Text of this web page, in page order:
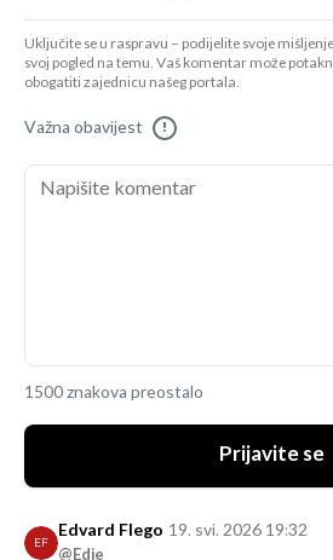
Uključite se u raspravu – podijelite svoje
svoj pogled na temu. Vaš komentar može
obogatiti zajednicu našeg portala.
Važna obavijest !
1500 znakova preostalo
Prijavite se
EF
Edvard Flego
@Edie
19. svi. 2026 19:32